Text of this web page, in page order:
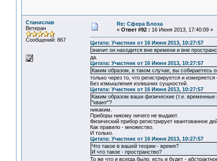
Станислав
Ветеран
Сообщений: 867
Re: Сфера Блоха
« Ответ #92 : 16 Июня 2013, 17:40:09 »
Цитата: Участник от 16 Июня 2013, 10:27:57
значит он находится вне времени и вне
да.
Цитата: Участник от 16 Июня 2013, 10:27:57
Каким образом, в таком случае, вы
только через то, что регистрируется и
Без измышления излишних сущностей.
Цитата: Участник от 16 Июня 2013, 10:27:57
Каким образом ваши физические (т.е.
"квант"?
никаким.
Приборы никому ничего не выдают.
Физический прибор регистрирует квантованное
Как правило - множество.
И только.
Цитата: Участник от 16 Июня 2013, 10:27:57
Что такое в вашей теории - время?
И что такое - пространство?
То же что и всегда было, есть и будет -